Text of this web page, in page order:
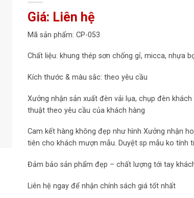
Giá: Liên hệ
Mã sản phẩm: CP-053
Chất liệu: khung thép sơn chống gỉ, micca, nhựa
Kích thước & màu sắc: theo yêu cầu
Xưởng nhận sản xuất đèn vải lụa, chụp đèn
thuật theo yêu cầu của khách hàng
Cam kết hàng không đẹp như hình Xưởng nhận
tiên cho khách mượn mẫu. Duyệt sp mẫu ko tính
Đảm bảo sản phẩm đẹp – chất lượng tới tay
Liên hệ ngay để nhận chính sách giá tốt nhất